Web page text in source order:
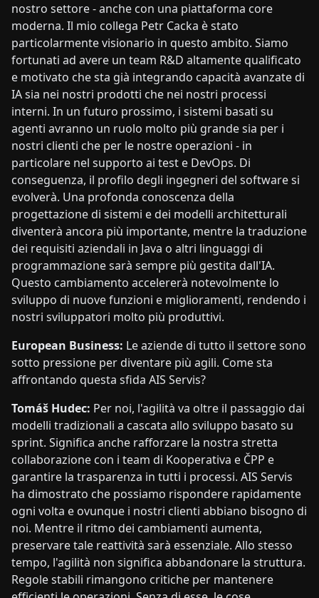
nostro settore - anche con una piattaforma core
moderna. Il mio collega Petr Cacka è stato
particolarmente visionario in questo ambito. Siamo
fortunati ad avere un team R&D altamente qualificato
e motivato che sta già integrando capacità avanzate di
IA sia nei nostri prodotti che nei nostri processi
interni. In un futuro prossimo, i sistemi basati su
agenti avranno un ruolo molto più grande sia per i
nostri clienti che per le nostre operazioni - in
particolare nel supporto ai test e DevOps. Di
conseguenza, il profilo degli ingegneri del software si
evolverà. Una profonda conoscenza della
progettazione di sistemi e dei modelli architetturali
diventerà ancora più importante, mentre la traduzione
dei requisiti aziendali in Java o altri linguaggi di
programmazione sarà sempre più gestita dall'IA.
Questo cambiamento accelererà notevolmente lo
sviluppo di nuove funzioni e miglioramenti, rendendo i
nostri sviluppatori molto più produttivi.
European Business: Le aziende di tutto il settore sono
sotto pressione per diventare più agili. Come sta
affrontando questa sfida AIS Servis?
Tomáš Hudec: Per noi, l'agilità va oltre il passaggio dai
modelli tradizionali a cascata allo sviluppo basato su
sprint. Significa anche rafforzare la nostra stretta
collaborazione con i team di Kooperativa e ČPP e
garantire la trasparenza in tutti i processi. AIS Servis
ha dimostrato che possiamo rispondere rapidamente
ogni volta e ovunque i nostri clienti abbiano bisogno di
noi. Mentre il ritmo dei cambiamenti aumenta,
preservare tale reattività sarà essenziale. Allo stesso
tempo, l'agilità non significa abbandonare la struttura.
Regole stabili rimangono critiche per mantenere